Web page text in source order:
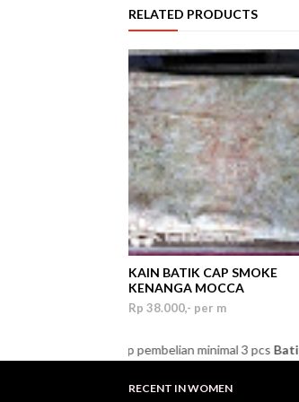
RELATED PRODUCTS
KAIN BATIK CAP SMOKE
KENANGA MOCCA
Rp 38.000,- per m
setiap pembelian minimal 3 pcsBatikdi
RECENT IN WOMEN